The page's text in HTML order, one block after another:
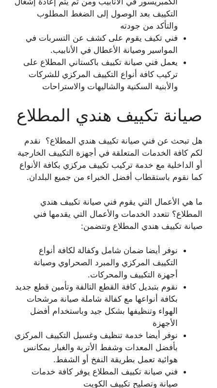
التكييف بعد الوصول إلى الضغط المطلوب
والتأكد من جودته
فني تكيف يقوم على كشف عن التسربات في
المواسير وصيانة الأعطال في الأنابيب.
يعمل فني صيانة تكييف باكستاني المطلاع على
تركيب كافة أنواع التكييف المركزي للشركات
والأبنية السكنية والشاليهات والاستراحات
صيانة تكييف هندي المطلاع
هل تبحث عن فني صيانة تكييف هندي المطلاع؟ نقدم
لكم كافة الخدمات المتعلقة في أجهزة التكييف الخارجية
أو الداخلية مع خدمة تركيب تكييف مركزي بكافة الأنواع
كما نقوم باستقطاب أفضل الخبراء من جميع البلدان.
ما هي الأعمال التي يقوم فني صيانة تكييف هندي
المطلاع؟ تتعدد الخدمات والأعمال التي يقدمها فني
صيانة تكييف هندي المطلاع وتتضمن:
نوفر أيضا ضمان شامل وكفالة لكافة أنواع
التكييف المركزي والمبرد الصحراوي وصيانة
أجهزة التكييف والمحركات.
نقوم بتبديل كافة القطع التالفة وتأمين قطع جديد
بكافة أنواعها مع كفالة شاملة صيانة مرشحات
الهواء وتنظيفها بشكل جيد وباستخدام أفضل
الأجهزة
نوفر أيضا خدمة تنظيف وغسيل التكييف المركزي
بأفضل المعدات وشفط الأتربة والغبار بمكانس
هوائية تعمل بطريقة النفخ أو الشفط.
فني صيانة تكييف المطلاع يوفر كافة خدمات
صيانة وتصليح تكييف الكويت